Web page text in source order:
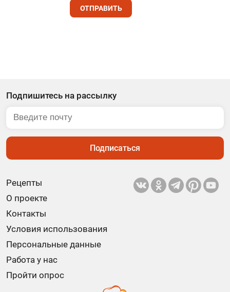
ОТПРАВИТЬ
Рецепты
О проекте
Контакты
Условия использования
Персональные данные
Работа у нас
Пройти опрос
Подпишитесь на рассылку
Подписаться